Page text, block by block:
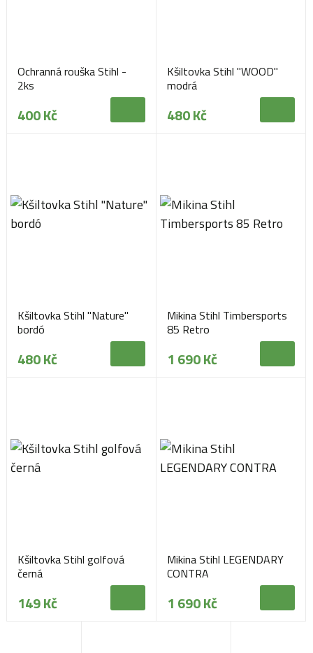
Ochranná rouška Stihl -
2ks
400 Kč
Kšiltovka Stihl "WOOD"
modrá
480 Kč
Kšiltovka Stihl "Nature"
bordó
480 Kč
Mikina Stihl Timbersports
85 Retro
1 690 Kč
Kšiltovka Stihl golfová
černá
149 Kč
Mikina Stihl LEGENDARY
CONTRA
1 690 Kč